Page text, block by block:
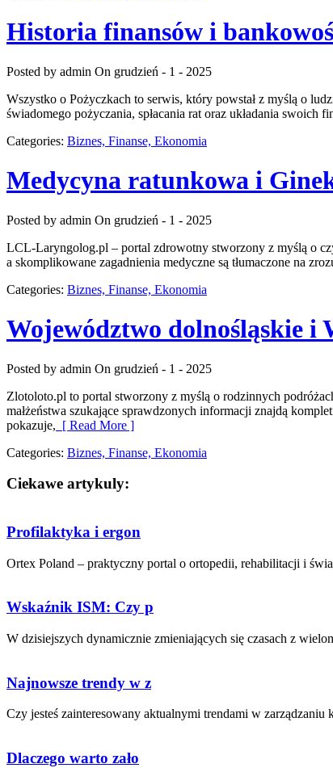
Historia finansów i
Posted by admin On grudzień - 1 - 2025
Wszystko o Pożyczkach to serwis, który powstał z myślą o
świadomego pożyczania, spłacania rat oraz układania
Categories: Biznes, Finanse, Ekonomia
Medycyna ratunkowa i
Posted by admin On grudzień - 1 - 2025
LCL-Laryngolog.pl – portal zdrowotny stworzony z myślą o
a skomplikowane zagadnienia medyczne są tłumaczone na
Categories: Biznes, Finanse, Ekonomia
Województwo dolnośląskie i
Posted by admin On grudzień - 1 - 2025
Zlotoloto.pl to portal stworzony z myślą o rodzinnych
małżeństwa szukające sprawdzonych informacji znajdą
pokazuje, [ Read More ]
Categories: Biznes, Finanse, Ekonomia
Ciekawe artykuly:
Profilaktyka i ergon
Ortex Poland – praktyczny portal o ortopedii, rehabilitacji i
Wskaźnik ISM: Czy p
W dzisiejszych dynamicznie zmieniających się czasach z
Najnowsze trendy w z
Czy jesteś zainteresowany aktualnymi trendami w zarządzaniu
Dlaczego warto zało